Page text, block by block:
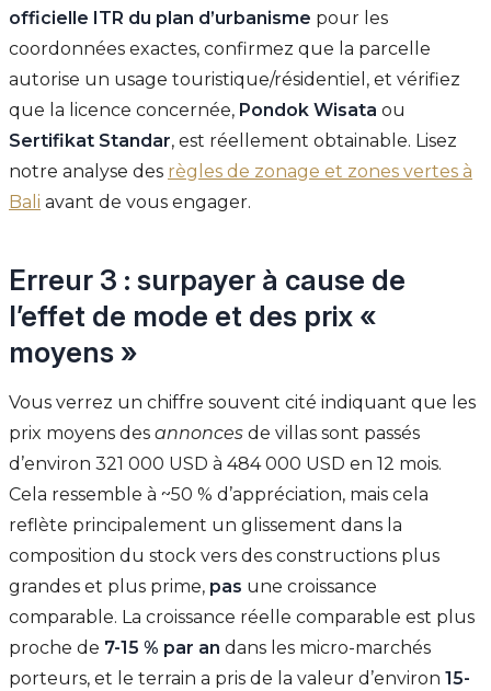
officielle ITR du plan d’urbanisme pour les
coordonnées exactes, confirmez que la parcelle
autorise un usage touristique/résidentiel, et vérifiez
que la licence concernée, Pondok Wisata ou
Sertifikat Standar, est réellement obtainable. Lisez
notre analyse des règles de zonage et zones vertes à
Bali avant de vous engager.
Erreur 3 : surpayer à cause de
l’effet de mode et des prix «
moyens »
Vous verrez un chiffre souvent cité indiquant que les
prix moyens des annonces de villas sont passés
d’environ 321 000 USD à 484 000 USD en 12 mois.
Cela ressemble à ~50 % d’appréciation, mais cela
reflète principalement un glissement dans la
composition du stock vers des constructions plus
grandes et plus prime, pas une croissance
comparable. La croissance réelle comparable est plus
proche de 7-15 % par an dans les micro-marchés
porteurs, et le terrain a pris de la valeur d’environ 15-